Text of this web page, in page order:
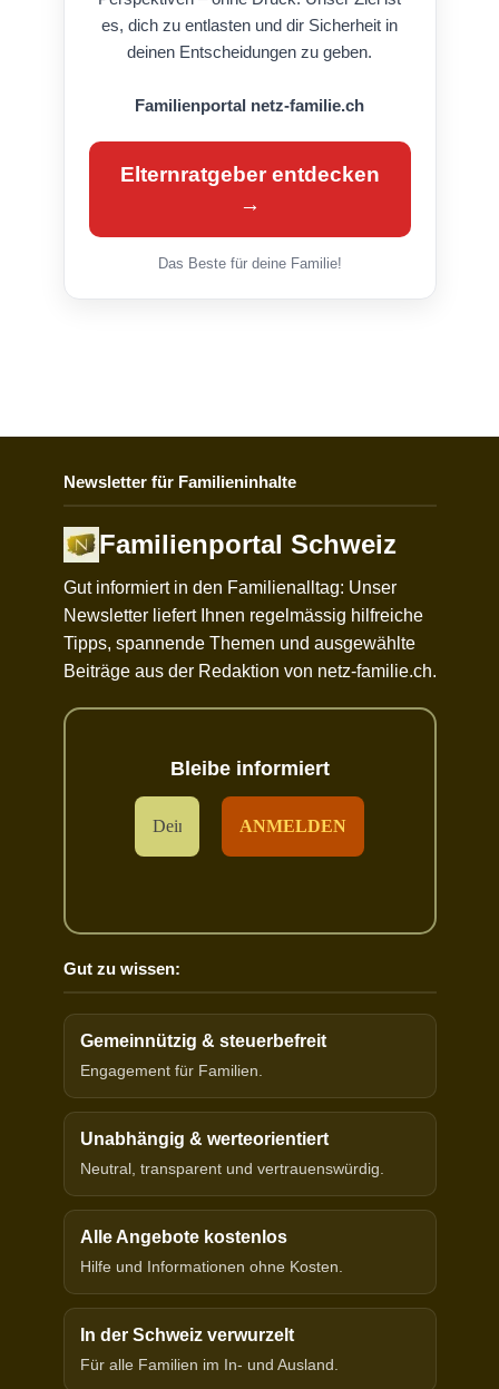
es, dich zu entlasten und dir Sicherheit in
deinen Entscheidungen zu geben.
Familienportal netz-familie.ch
Elternratgeber entdecken
→
Das Beste für deine Familie!
Newsletter für Familieninhalte
Familienportal Schweiz
Gut informiert in den Familienalltag: Unser
Newsletter liefert Ihnen regelmässig hilfreiche
Tipps, spannende Themen und ausgewählte
Beiträge aus der Redaktion von netz-familie.ch.
Bleibe informiert
Gut zu wissen:
Gemeinnützig & steuerbefreit
Engagement für Familien.
Unabhängig & werteorientiert
Neutral, transparent und vertrauenswürdig.
Alle Angebote kostenlos
Hilfe und Informationen ohne Kosten.
In der Schweiz verwurzelt
Für alle Familien im In- und Ausland.